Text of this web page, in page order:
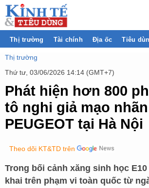
Thị trường Tài chính Địa ốc Tiêu
Thị trường
Thứ tư, 03/06/2026 14:14 (GMT+7)
Phát hiện hơn 800
tô nghi giả mạo
PEUGEOT tại Hà Nội
Theo dõi KT&TD trên
Trong bối cảnh xăng sinh học
khai trên phạm vi toàn quốc từ